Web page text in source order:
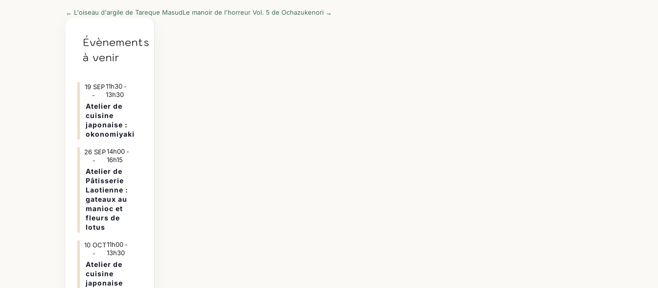
← L'oiseau d'argile de Tareque MasudLe manoir de l'horreur Vol. 5 de Ochazukenori →
Évènements
à venir
19 SEP11h30 -
13h30
Atelier de
cuisine
japonaise :
okonomiyaki
26 SEP14h00-
16h15
Atelier de
Pâtisserie
Laotienne :
gateaux au
manioc et
fleurs de
lotus
10 OCT11h00 -
13h30
Atelier de
cuisine
japonaise